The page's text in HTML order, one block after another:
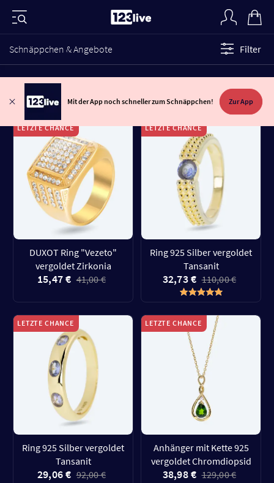
Schnäppchen & Angebote Filter
Mit der App noch schneller zum Schnäppchen! Zur App
LETZTE CHANCE
DUXOT Ring "Vezeto"
vergoldet Zirkonia
15,47 € 41,00 €
LETZTE CHANCE
Ring 925 Silber vergoldet
Tansanit
32,73 € 110,00 €
LETZTE CHANCE
Ring 925 Silber vergoldet
Tansanit
29,06 € 92,00 €
LETZTE CHANCE
Anhänger mit Kette 925
vergoldet Chromdiopsid
38,98 € 129,00 €